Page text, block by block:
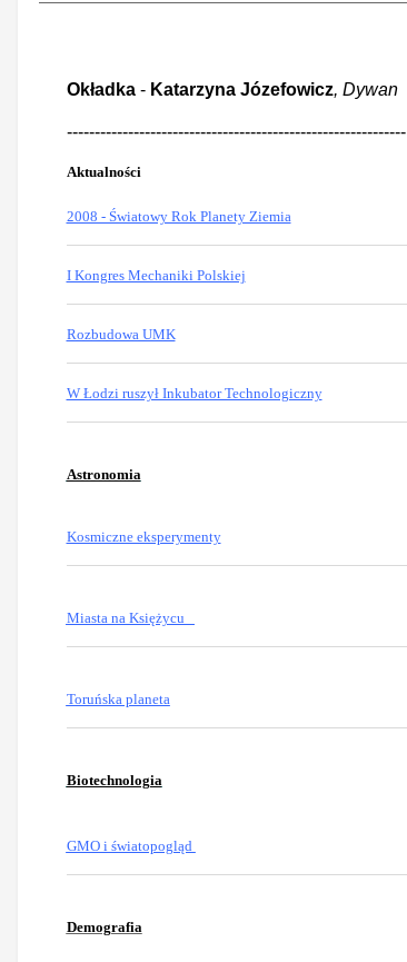
Okładka - Katarzyna Józefowicz, Dywan
-------------------------------------------------------------
Aktualności
2008 - Światowy Rok Planety Ziemia
I Kongres Mechaniki Polskiej
Rozbudowa UMK
W Łodzi ruszył Inkubator Technologiczny
Astronomia
Kosmiczne eksperymenty
Miasta na Księżycu
Toruńska planeta
Biotechnologia
GMO i światopogląd
Demografia